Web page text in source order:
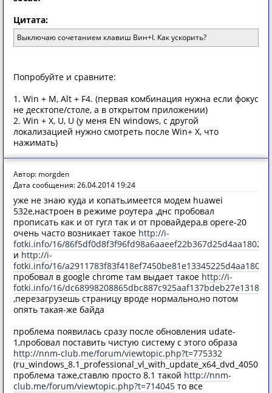
Цитата:
Выключаю сочетанием клавиш Вин+I. Как ускорить?
Попробуйте и сравните:
1. Win + M, Alt + F4. (первая комбинация нужна если фокус
не десктопе/столе, а в открытом приложении)
2. Win + X, U, U (у меня EN windows, с другой
локализацией нужно смотреть после Win+ X, что
нажимать)
Автор: morgden
Дата сообщения: 26.04.2014 19:24
уже не знаю куда и копать,имеется модем huawei
532e,настроен в режиме роутера ,днс пробовал
прописать как и от гугл так и от провайдера,в opere-20
очень часто возникает такое http://i-
fotki.info/16/
и http://i-
fotki.info/16/
пробовал в google chrome там выдает такое http://i-
fotki.info/16/
,перезагрузешь страницу вроде нормально,но потом
опять такая-же байда
проблема появилась сразу после обновления udate-
1,пробовал поставить чистую систему с этого образа
http://nnm-club.me/forum/viewtopic.php?t=775332
проблема таже,ставлю просто 8.1 такой http://nnm-
club.me/forum/viewtopic.php?t=714045 то все